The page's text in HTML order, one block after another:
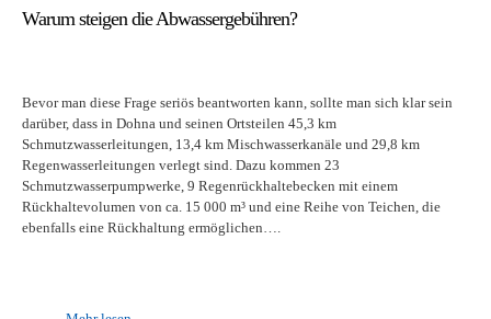
Warum steigen die Abwassergebühren?
Bevor man diese Frage seriös beantworten kann, sollte man sich klar sein
darüber, dass in Dohna und seinen Ortsteilen 45,3 km
Schmutzwasserleitungen, 13,4 km Mischwasserkanäle und 29,8 km
Regenwasserleitungen verlegt sind. Dazu kommen 23
Schmutzwasserpumpwerke, 9 Regenrückhaltebecken mit einem
Rückhaltevolumen von ca. 15 000 m³ und eine Reihe von Teichen, die
ebenfalls eine Rückhaltung ermöglichen….